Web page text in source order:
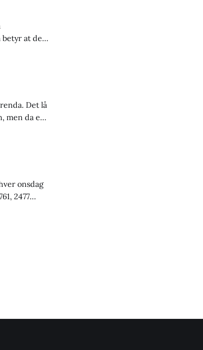
betyr at det
til
Det lå
men da en
førte det
onsdag
2477